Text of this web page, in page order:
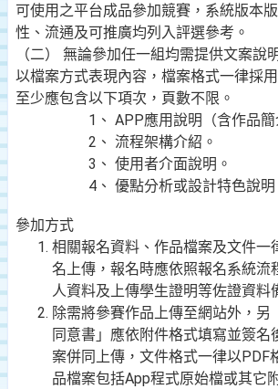
可使用之平台成品參加競賽，系統版本
性、流通及可推廣均列入評選參考。
（二） 無論參加任一組均需提供文案說
以檔案方式表現內容，檔案格式一律採
至少應包含以下項次，頁數不限。
1、 APP應用說明（含作品簡
2、 流程架構介紹。
3、 使用者介面說明。
4、 優點分析或設計特色說明
參加方式
相關報名資料、作品檔案及文件一
名上傳，報名時應依照報名系統流
人資料及上傳學生證明等佐證資料
除需將參賽作品上傳至網站外，另
同意書」應依附件格式填寫並簽名
案併同上傳，文件格式一律以PDF
品檔案包括App程式原始檔或其它